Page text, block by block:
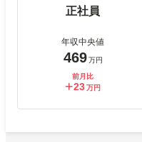
正社員
年収中央値
469 万円
前月比
23万円